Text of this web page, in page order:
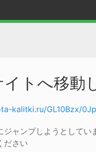
トへ移動
kalitki.ru/GL10Bzx/
ジャンプしようとしてい
ださい